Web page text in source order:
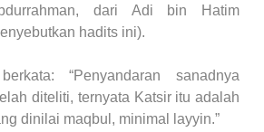
dari Adi bin Hatim
hadits ini).
“Penyandaran sanadnya
diteliti, ternyata Katsir itu adalah
dinilai maqbul, minimal layyin.”